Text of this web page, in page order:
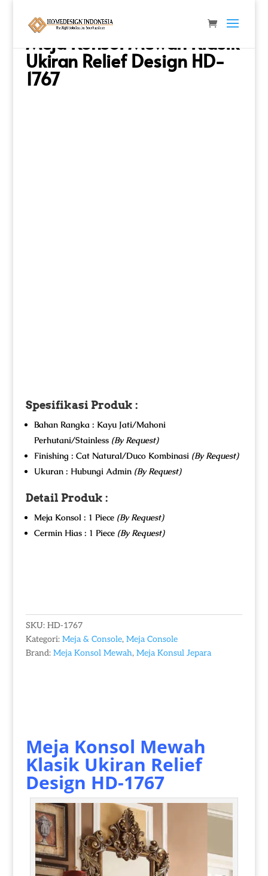
Konsol Mewah Klasik Ukiran Relief Design HD-1767
Meja Konsol Mewah Klasik
Ukiran Relief Design HD-
1767
Spesifikasi Produk :
Bahan Rangka : Kayu Jati/Mahoni
Perhutani/Stainless (By Request)
Finishing : Cat Natural/Duco Kombinasi (By Request)
Ukuran : Hubungi Admin (By Request)
Detail Produk :
Meja Konsol : 1 Piece (By Request)
Cermin Hias : 1 Piece (By Request)
SKU: HD-1767
Kategori: Meja & Console, Meja Console
Brand: Meja Konsol Mewah, Meja Konsul Jepara
Meja Konsol Mewah
Klasik Ukiran Relief
Design HD-1767